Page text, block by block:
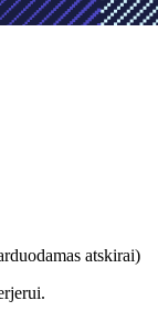
atskirai)